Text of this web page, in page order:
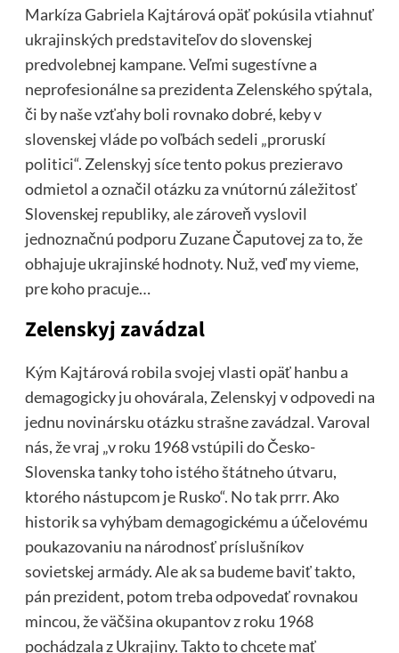
Markíza Gabriela Kajtárová opäť pokúsila vtiahnuť
ukrajinských predstaviteľov do slovenskej
predvolebnej kampane. Veľmi sugestívne a
neprofesionálne sa prezidenta Zelenského spýtala,
či by naše vzťahy boli rovnako dobré, keby v
slovenskej vláde po voľbách sedeli „proruskí
politici“. Zelenskyj síce tento pokus prezieravo
odmietol a označil otázku za vnútornú záležitosť
Slovenskej republiky, ale zároveň vyslovil
jednoznačnú podporu Zuzane Čaputovej za to, že
obhajuje ukrajinské hodnoty. Nuž, veď my vieme,
pre koho pracuje…
Zelenskyj zavádzal
Kým Kajtárová robila svojej vlasti opäť hanbu a
demagogicky ju ohovárala, Zelenskyj v odpovedi na
jednu novinársku otázku strašne zavádzal. Varoval
nás, že vraj „v roku 1968 vstúpili do Česko-
Slovenska tanky toho istého štátneho útvaru,
ktorého nástupcom je Rusko“. No tak prrr. Ako
historik sa vyhýbam demagogickému a účelovému
poukazovaniu na národnosť príslušníkov
sovietskej armády. Ale ak sa budeme baviť takto,
pán prezident, potom treba odpovedať rovnakou
mincou, že väčšina okupantov z roku 1968
pochádzala z Ukrajiny. Takto to chcete mať